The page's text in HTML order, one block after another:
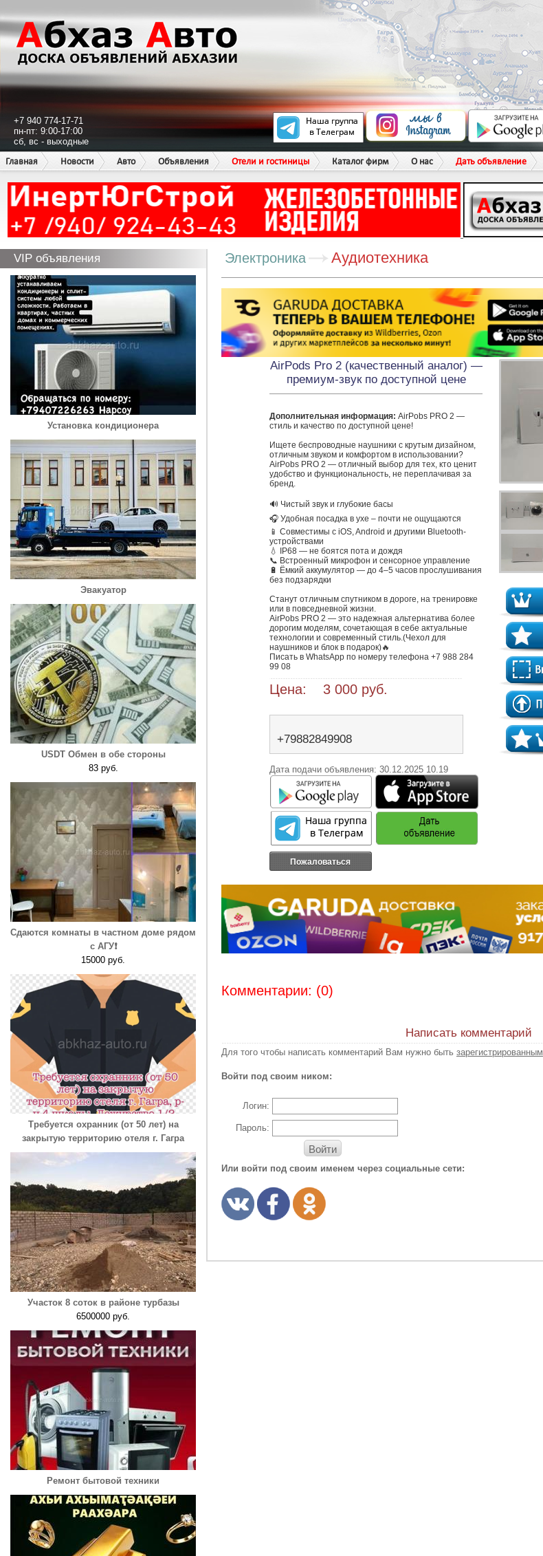
+7 940 774-17-71
пн-пт: 9:00-17:00
сб, вс - выходные
Главная
Новости Авто Объявления Отели и гостиницы Каталог фирм О нас Дать объявление
VIP объявления
Установка кондиционера
Эвакуатор
USDT Обмен в обе стороны
83 руб.
Сдаются комнаты в частном доме рядом
с АГУ❗️
15000 руб.
Требуется охранник (от 50 лет) на
закрытую территорию отеля г. Гагра
Участок 8 соток в районе турбазы
6500000 руб.
Ремонт бытовой техники
Электроника Аудиотехника
AirPods Pro 2 (качественный аналог) —
премиум-звук по доступной цене
Дополнительная информация: AirPobs PRO 2 —
стиль и качество по доступной цене!
Ищете беспроводные наушники с крутым дизайном,
отличным звуком и комфортом в использовании?
AirPobs PRO 2 — отличный выбор для тех, кто ценит
удобство и функциональность, не переплачивая за
бренд.
🔊 Чистый звук и глубокие басы
🎧 Удобная посадка в ухе – почти не ощущаются
📱 Совместимы с iOS, Android и другими Bluetooth-
устройствами
💧 IP68 — не боятся пота и дождя
📞 Встроенный микрофон и сенсорное управление
🔋 Ёмкий аккумулятор — до 4–5 часов прослушивания
без подзарядки
Станут отличным спутником в дороге, на тренировке
или в повседневной жизни.
AirPobs PRO 2 — это надежная альтернатива более
дорогим моделям, сочетающая в себе актуальные
технологии и современный стиль.(Чехол для
наушников и блок в подарок)🔥
Писать в WhatsApp по номеру телефона +7 988 284
99 08
Цена: 3 000 руб.
+79882849908
Дата подачи объявления: 30.12.2025 10.19
Пожаловаться
Комментарии: (0)
Написать комментарий
Для того чтобы написать комментарий Вам нужно быть зарегистрированным
Войти под своим ником:
Логин:
Пароль:
Войти
Или войти под своим именем через социальные сети: